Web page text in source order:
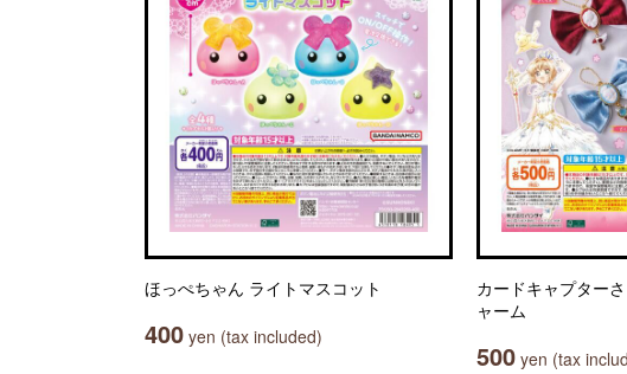
ほっぺちゃん ライトマスコット
400 yen (tax included)
カードキャプター
ャーム
500 yen (tax